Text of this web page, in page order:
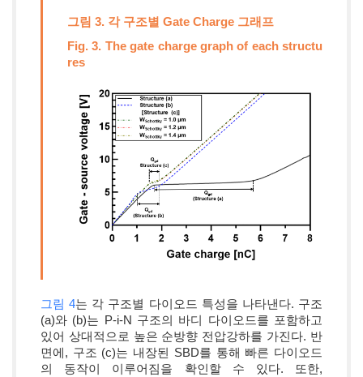
그림 3. 각 구조별 Gate Charge 그래프
Fig. 3. The gate charge graph of each structu
res
그림 4는 각 구조별 다이오드 특성을 나타낸다. 구조
(a)와 (b)는 P-i-N 구조의 바디 다이오드를 포함하고
있어 상대적으로 높은 순방향 전압강하를 가진다. 반
면에, 구조 (c)는 내장된 SBD를 통해 빠른 다이오드
의 동작이 이루어짐을 확인할 수 있다. 또한,